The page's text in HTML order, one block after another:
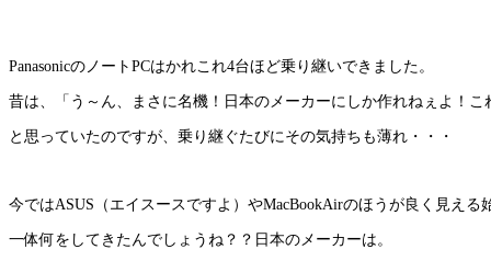
PanasonicのノートPCはかれこれ4台ほど乗り継いできました。
昔は、「う～ん、まさに名機！日本のメーカーにしか作れねぇよ！こ
と思っていたのですが、乗り継ぐたびにその気持ちも薄れ・・・
今ではASUS（エイスースですよ）やMacBookAirのほうが良く見える
一体何をしてきたんでしょうね？？日本のメーカーは。